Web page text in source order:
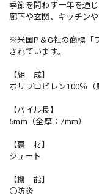
季節を問わず一年を通
廊下や玄関、キッチン
※米国P＆G社の商標「
されています。
【組 成】
ポリプロピレン100％
【パイル長】
5mm（全厚：7mm）
【裏 材】
ジュート
【機 能】
〇防炎